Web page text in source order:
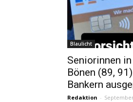
Blaulicht
Seniorinnen
Bönen (89,
Bankern
Redaktion -